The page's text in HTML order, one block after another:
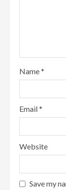
Name*
Email*
Website
Save my